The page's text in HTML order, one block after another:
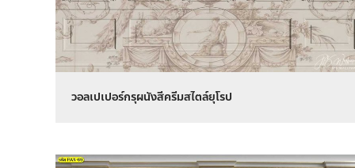
วอลเปเปอร์กรุผนังสีครีมสไตล์ยุโรป